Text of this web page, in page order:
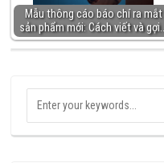
Mẫu thông cáo báo chí ra mắt
sản phẩm mới: Cách viết và